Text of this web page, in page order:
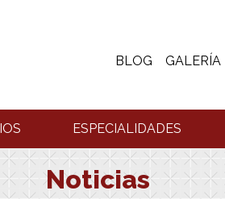
BLOG GALERÍA
ESPECIALIDADES
Noticias